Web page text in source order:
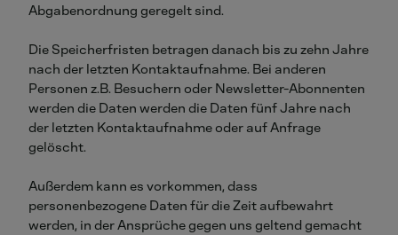
Abgabenordnung geregelt sind.
Die Speicherfristen betragen danach bis zu zehn Jahre
nach der letzten Kontaktaufnahme. Bei anderen
Personen z.B. Besuchern oder Newsletter-Abonnenten
werden die Daten werden die Daten fünf Jahre nach
der letzten Kontaktaufnahme oder auf Anfrage
gelöscht.
Außerdem kann es vorkommen, dass
personenbezogene Daten für die Zeit aufbewahrt
werden, in der Ansprüche gegen uns geltend gemacht